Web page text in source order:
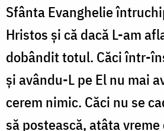
Sfânta Evanghelie
Hristos și că dacă L-am
dobândit totul. Căci într-
și avându-L pe El nu mai
cerem nimic. Căci nu se
să postească, atâta